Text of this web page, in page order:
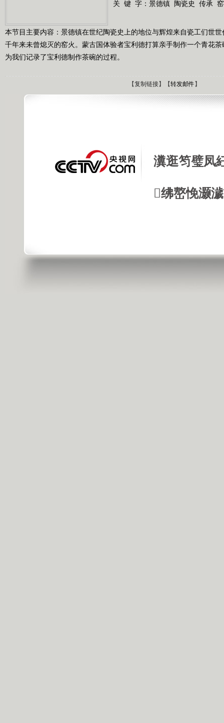
关 键 字： 景德镇 陶瓷史 传承
本节目主要内容：景德镇在世纪陶瓷史上的地位与辉煌来自瓷工们世
千年来未曾熄灭的窑火。蒙古国体验者宝利德打算亲手制作一个青花
为我们记录了宝利德制作茶碗的过程。
【复制链接】【转发邮件 】
瀵逛笉璧凤
绋嶅悗灏